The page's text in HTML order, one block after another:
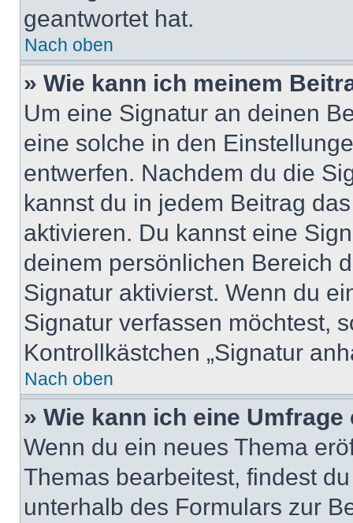
geantwortet hat.
Nach oben
» Wie kann ich meinem
Um eine Signatur an deinen
eine solche in den
entwerfen. Nachdem du die
kannst du in jedem Beitrag
aktivieren. Du kannst eine
deinem persönlichen Bereich
Signatur aktivierst. Wenn du
Signatur verfassen möchtest,
Kontrollkästchen „Signatur
Nach oben
» Wie kann ich eine
Wenn du ein neues Thema
Themas bearbeitest, findest
unterhalb des Formulars zur